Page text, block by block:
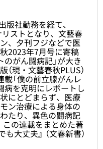
社勤務を経て、
ストとなり、文藝春
、夕刊フジなどで医
2023年7月号に寄稿
のがん闘病記」が大き
現・文藝春秋PLUS）
「僕の前立腺がんレ
病を克明にレポートし
にとどまらず、医療
ン治療による身体の
たり、異色の闘病記
の連載をまとめた著
大丈夫』 （文春新書）